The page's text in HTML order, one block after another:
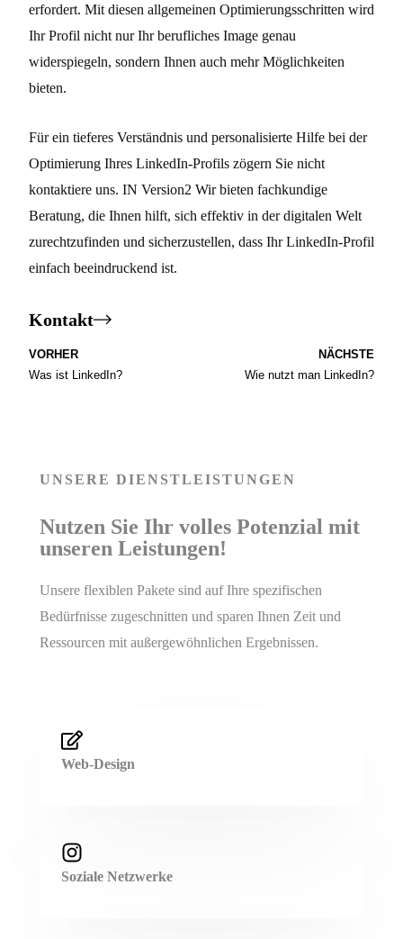
erfordert. Mit diesen allgemeinen Optimierungsschritten wird
Ihr Profil nicht nur Ihr berufliches Image genau
widerspiegeln, sondern Ihnen auch mehr Möglichkeiten
bieten.
Für ein tieferes Verständnis und personalisierte Hilfe bei der
Optimierung Ihres LinkedIn-Profils zögern Sie nicht
kontaktiere uns. IN Version2 Wir bieten fachkundige
Beratung, die Ihnen hilft, sich effektiv in der digitalen Welt
zurechtzufinden und sicherzustellen, dass Ihr LinkedIn-Profil
einfach beeindruckend ist.
Kontakt
VORHER
Was ist LinkedIn?
NÄCHSTE
Wie nutzt man LinkedIn?
UNSERE DIENSTLEISTUNGEN
Nutzen Sie Ihr volles Potenzial mit
unseren Leistungen!
Unsere flexiblen Pakete sind auf Ihre spezifischen
Bedürfnisse zugeschnitten und sparen Ihnen Zeit und
Ressourcen mit außergewöhnlichen Ergebnissen.
Web-Design
Soziale Netzwerke